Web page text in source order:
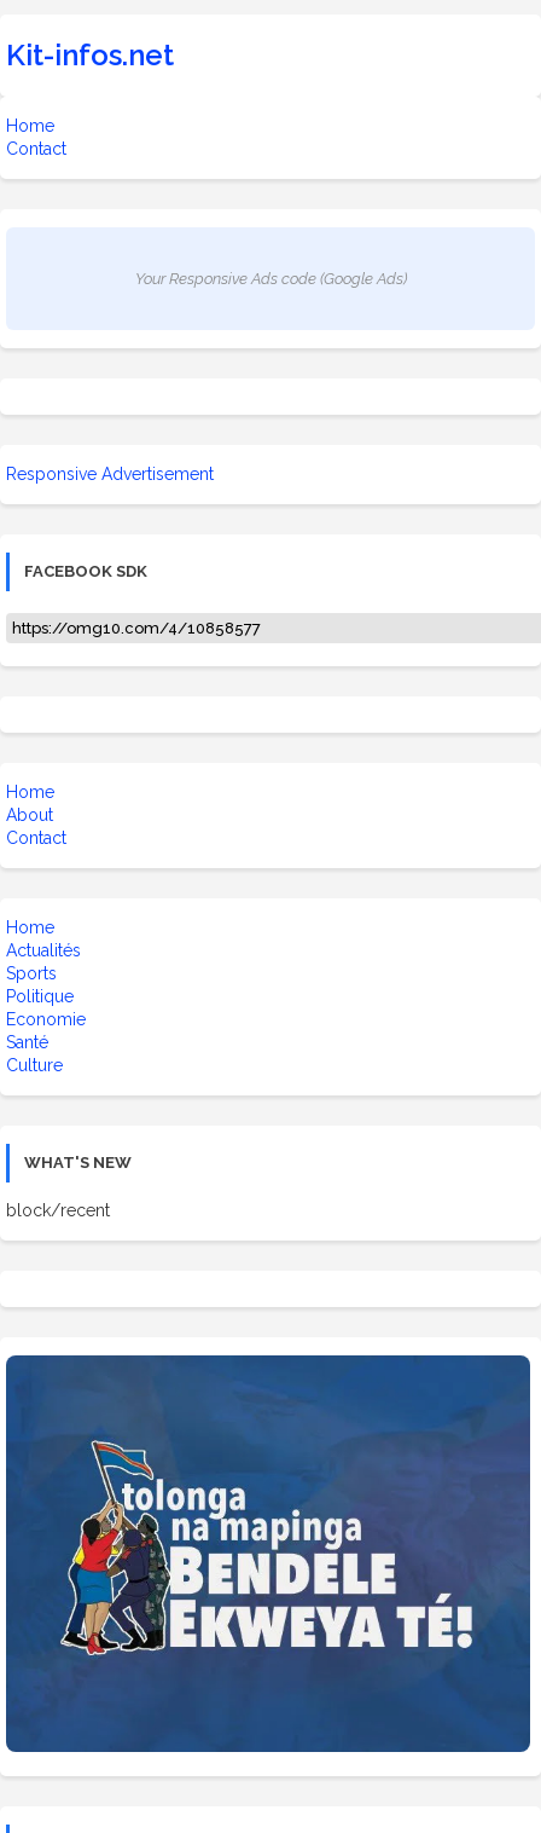
Kit-infos.net
Home
Contact
Your Responsive Ads code (Google Ads)
Responsive Advertisement
FACEBOOK SDK
https://omg10.com/4/10858577
Home
About
Contact
Home
Actualités
Sports
Politique
Economie
Santé
Culture
WHAT'S NEW
block/recent